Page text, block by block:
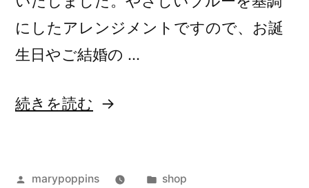
にしたアレンジメントですので、お誕
生日やご結婚の …
“青
花
続きを読む
投
marypoppins
カ
shop